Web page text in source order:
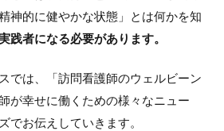
神的に健やかな状態」とは何かを知
践者になる必要があります。
では、「訪問看護師のウェルビーン
が幸せに働くための様々なニュー
でお伝えしていきます。